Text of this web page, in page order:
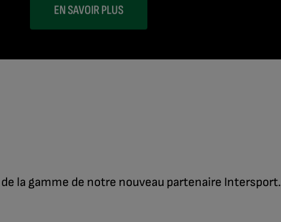
EN SAVOIR PLUS
la gamme de notre nouveau partenaire Intersport.